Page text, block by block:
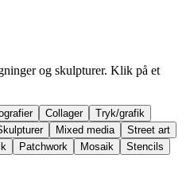
og skulpturer. Klik på et
Collager
Tryk/grafik
Mixed media
Street art
Patchwork Mosaik
Stencils